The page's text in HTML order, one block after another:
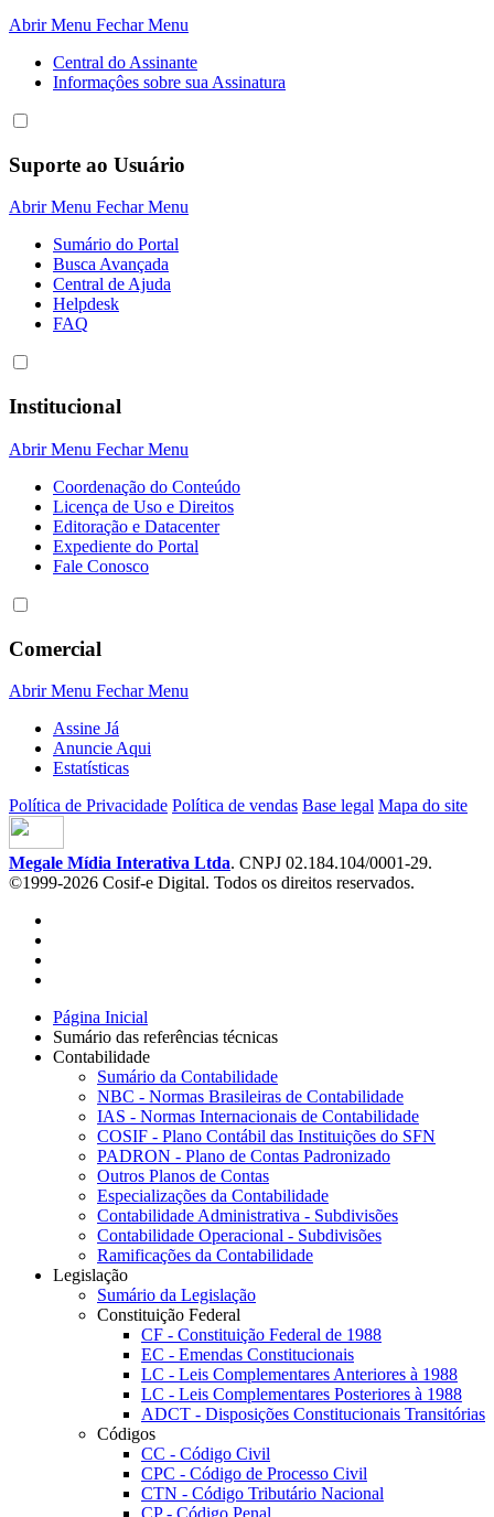
Abrir Menu Fechar Menu
Central do Assinante
Informaçôes sobre sua Assinatura
Suporte ao Usuário
Abrir Menu Fechar Menu
Sumário do Portal
Busca Avançada
Central de Ajuda
Helpdesk
FAQ
Institucional
Abrir Menu Fechar Menu
Coordenação do Conteúdo
Licença de Uso e Direitos
Editoração e Datacenter
Expediente do Portal
Fale Conosco
Comercial
Abrir Menu Fechar Menu
Assine Já
Anuncie Aqui
Estatísticas
Política de Privacidade Política de vendas Base legal Mapa do site
Megale Mídia Interativa Ltda. CNPJ 02.184.104/0001-29.
©1999-2026 Cosif-e Digital. Todos os direitos reservados.
Página Inicial
Sumário das referências técnicas
Contabilidade
Sumário da Contabilidade
NBC - Normas Brasileiras de Contabilidade
IAS - Normas Internacionais de Contabilidade
COSIF - Plano Contábil das Instituições do SFN
PADRON - Plano de Contas Padronizado
Outros Planos de Contas
Especializações da Contabilidade
Contabilidade Administrativa - Subdivisões
Contabilidade Operacional - Subdivisões
Ramificações da Contabilidade
Legislação
Sumário da Legislação
Constituição Federal
CF - Constituição Federal de 1988
EC - Emendas Constitucionais
LC - Leis Complementares Anteriores à 1988
LC - Leis Complementares Posteriores à 1988
ADCT - Disposições Constitucionais Transitórias
Códigos
CC - Código Civil
CPC - Código de Processo Civil
CTN - Código Tributário Nacional